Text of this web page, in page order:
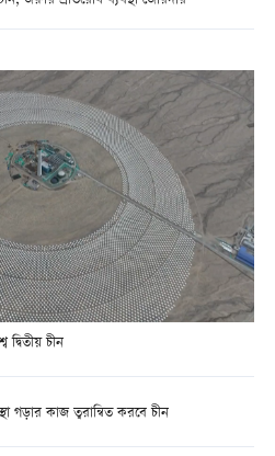
দ্বিতীয় চীন
গড়ার কাজ ত্বরান্বিত করবে চীন